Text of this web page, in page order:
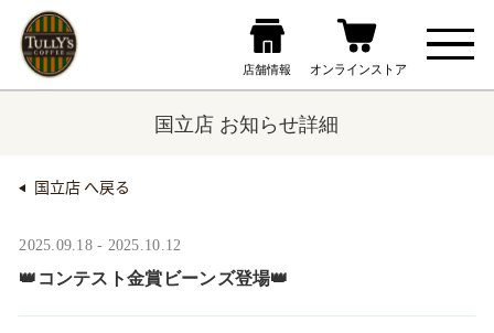
国立店 お知らせ詳細
国立店 へ戻る
2025.09.18 - 2025.10.12
👑コンテスト金賞ビーンズ登場👑